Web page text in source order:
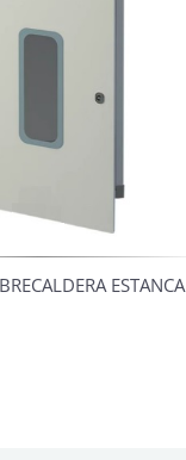
ESTANCA